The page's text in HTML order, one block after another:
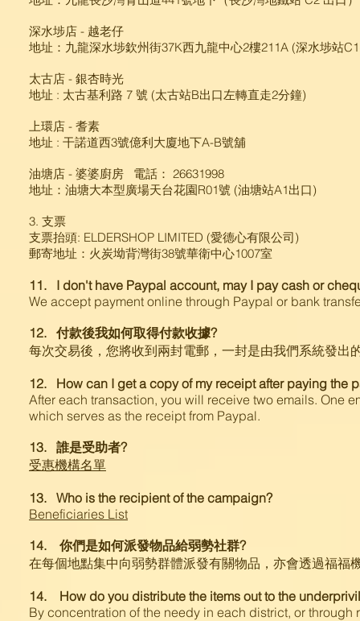
深水埗店 - 越老仔
地址：九龍深水埗欽州街37K西九龍中心2樓211A (深水埗站
太古店 - 銀杏時光
地址 : 太古基利路 7 號 (太古站B出口左轉直走2分鐘)
上環店 - 耆素
地址 : 干諾道西3號億利大廈地下A-B號舖
油塘店 - 婆婆廚房 電話： 26631998
地址：油塘大本型廣場天台花園R01號 (油塘站A1出口)
3. 支票
支票抬頭: ELDERSHOP LIMITED (愛德心有限公司)
郵寄地址：火炭坳背灣街​38號華衛中心​1007室
11. I don't have Paypal account, may I pay cash or
We accept payment online through Paypal or bank
12. 付款後我如何取得付款收據?
每次交易後，您將收到兩封電郵，一封是由我們系統發
12. How can I get a copy of my receipt after paying the
After each transaction, you will receive two emails. One
which serves as the receipt from Paypal.
13. 誰是受助者?
受惠機構名單
13. Who is the recipient of the campaign?
Beneficiaries List
14. 你們是如何派發物品給弱勢社群?
在每個地點集中向弱勢群體派發有關物品，亦會透過福福
14. How do you distribute the items out to the
By concentration of the needy in each district, or